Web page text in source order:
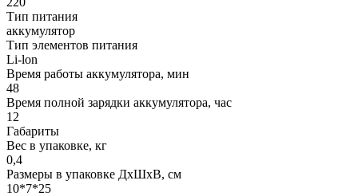
Тип питания
аккумулятор
Тип элементов питания
Li-lon
Время работы аккумулятора, мин
48
Время полной зарядки аккумулятора, час
12
Габариты
Вес в упаковке, кг
0,4
Размеры в упаковке ДxШxВ, см
10*7*25